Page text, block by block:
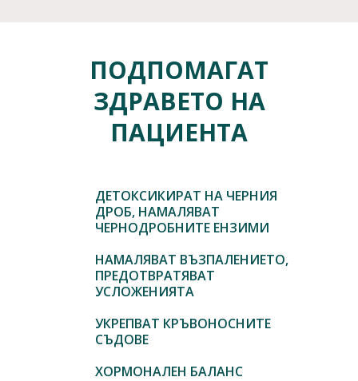
ПОДПОМАГАТ
ЗДРАВЕТО НА
ПАЦИЕНТА
ДЕТОКСИКИРАТ НА ЧЕРНИЯ
ДРОБ, НАМАЛЯВАТ
ЧЕРНОДРОБНИТЕ ЕНЗИМИ
НАМАЛЯВАТ ВЪЗПАЛЕНИЕТО,
ПРЕДОТВРАТЯВАТ
УСЛОЖЕНИЯТА
УКРЕПВАТ КРЪВОНОСНИТЕ
СЪДОВЕ
ХОРМОНАЛЕН БАЛАНС